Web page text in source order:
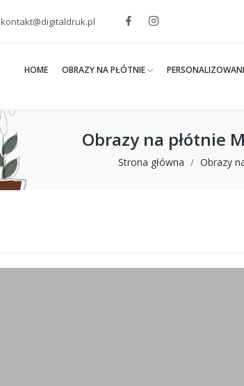
kontakt@digitaldruk.pl
HOME OBRAZY NA PŁÓTNIE
Obrazy na płótnie
Strona główna Obrazy